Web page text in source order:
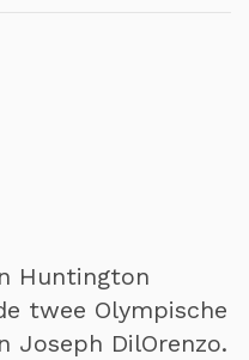
Huntington
twee Olympische
Joseph DilOrenzo.